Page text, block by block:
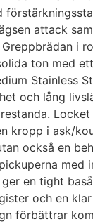
attack
i
ton med
Stainless
och lång
Locket
kropp i ask/
också en
med
en tight
och en
förbättrar